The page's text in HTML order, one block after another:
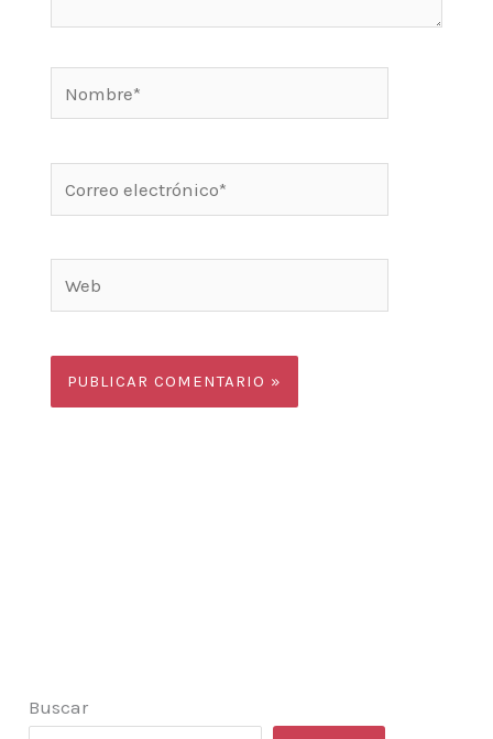
electrónico*
Buscar